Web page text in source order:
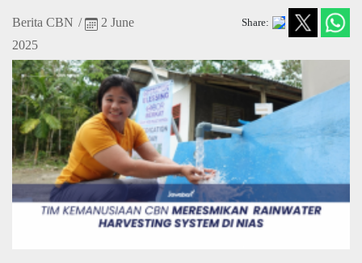
Berita CBN /
2 June
2025
Share: